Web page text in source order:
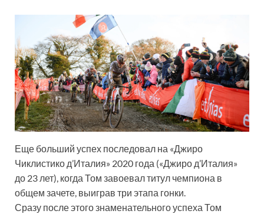
Еще больший успех последовал на «Джиро
Чиклистико д’Италия» 2020 года («Джиро д’Италия»
до 23 лет), когда Том завоевал титул чемпиона в
общем зачете, выиграв три этапа гонки.
Сразу после этого знаменательного успеха Том